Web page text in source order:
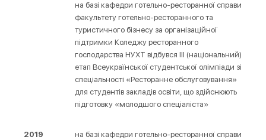
на базі кафедри готельно-ресторанної справи
факультету готельно-ресторанного та
туристичного бізнесу за організаційної
підтримки Коледжу ресторанного
господарства НУХТ відбувся ІІІ (національний)
етап Всеукраїнської студентської олімпіади зі
спеціальності «Ресторанне обслуговування»
для студентів закладів освіти, що здійснюють
підготовку «молодшого спеціаліста»
2019
на базі кафедри готельно-ресторанної справи